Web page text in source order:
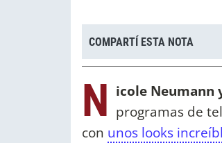
COMPARTÍ ESTA NOTA
N icole Neumann
programas de
con unos looks